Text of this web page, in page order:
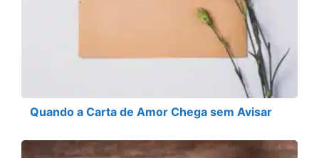
Quando a Carta de Amor Chega sem Avisar